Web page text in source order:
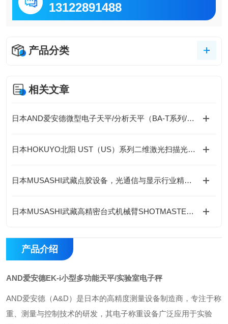
13122891488
产品分类
相关文章
日本AND爱安德微型电子天平/分析天平（BA-T系列/BA系列（A&D Borealis）
日本HOKUYO北阳 UST（US）系列二维激光扫描光电传感器
日本MUSASHI武藏点胶设备，光通信与显示行业精准控制胶层厚薄均匀度
日本MUSASHI武藏高精密台式机械臂SHOTMASTER SX在哪些行业有应用？
产品介绍
AND爱安德EK-i小型多功能天平/实验室电子秤
AND爱安德‌（A&D）是日本的高精度测量设备制造商，专注于称
重、测量与控制技术的研发，其电子称重设备广泛应用于‌实验